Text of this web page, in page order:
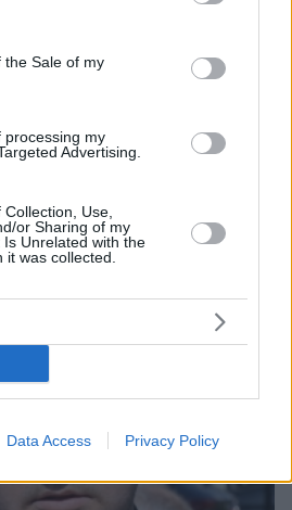
Google and its third-party tags to
purposes in below Google
the Sale of my
processing my
Advertising.
Use,
or Sharing of my
Unrelated with the
was collected.
Data Access Privacy Policy
με την νεκρή μητέρα στα
βοηθήσει τη φίλη της και